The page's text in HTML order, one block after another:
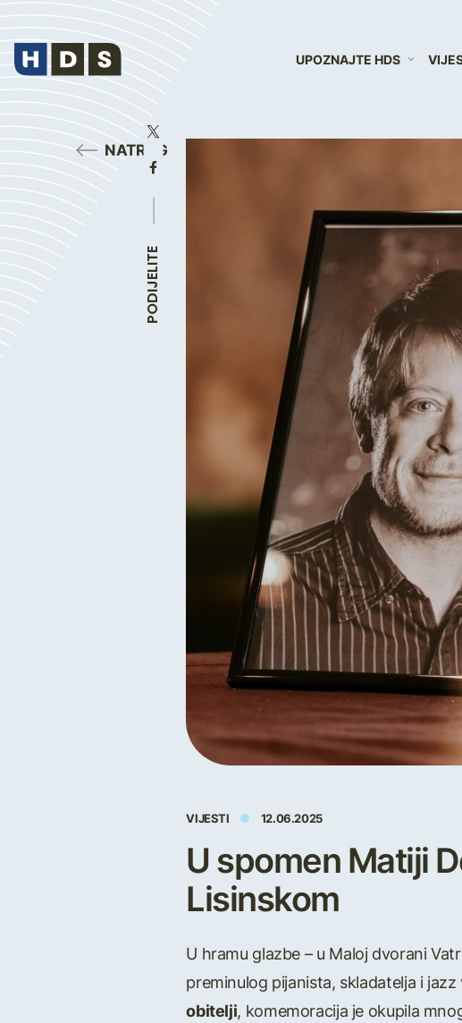
UPOZNAJTE HDS
NATRAG
PODIJELITE
VIJESTI 12.06.2025
U spomen Matiji
Lisinskom
U hramu glazbe – u Maloj dvorani
preminulog pijanista, skladatelja i jazz
obitelji, komemoracija je okupila